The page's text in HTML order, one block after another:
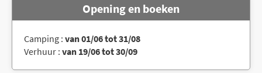
Opening en boeken
Camping : van 01/06 tot 31/08
Verhuur : van 19/06 tot 30/09